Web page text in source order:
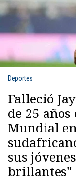
Deportes
Falleció
de 25
Mundial
sus
brillantes"